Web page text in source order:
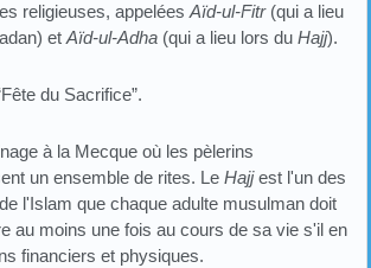
religieuses, appelées Aïd-ul-Fitr(qui a lieu
et Aïd-ul-Adha (qui a lieu lors du Hajj).
du Sacrifice”.
à la Mecque où les pèlerins
un ensemble de rites. Le Hajjest l'un des
l'Islam que chaque adulte musulman doit
au moins une fois au cours de sa vie s'il en
financiers et physiques.